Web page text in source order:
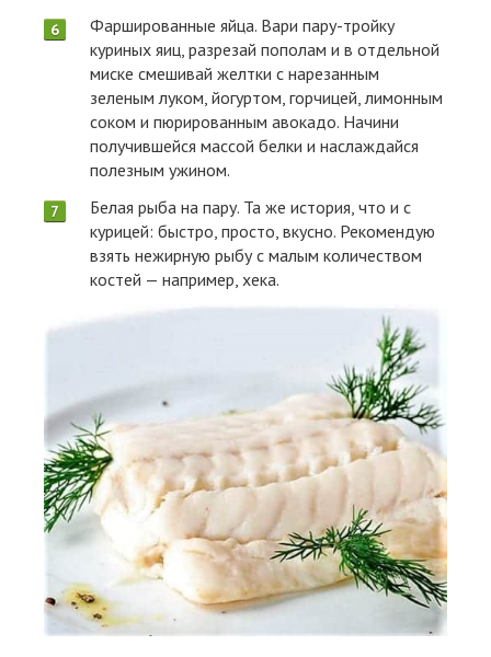
Фаршированные яйца. Вари пару-тройку
куриных яиц, разрезай пополам и в отдельной
миске смешивай желтки с нарезанным
зеленым луком, йогуртом, горчицей, лимонным
соком и пюрированным авокадо. Начини
получившейся массой белки и наслаждайся
полезным ужином.
Белая рыба на пару. Та же история, что и с
курицей: быстро, просто, вкусно. Рекомендую
взять нежирную рыбу с малым количеством
костей — например, хека.